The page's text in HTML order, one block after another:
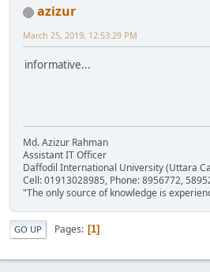
azizur
March 25, 2019, 12:53:29 PM
informative...
Md. Azizur Rahman
Assistant IT Officer
Daffodil International University (Uttara
Cell: 01913028985, Phone: 8956772,
"The only source of knowledge is
GO UP Pages 1